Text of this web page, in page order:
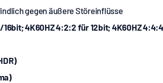
gegen äußere Störeinflüsse
4K60HZ 4:2:2 für 12bit; 4K60HZ